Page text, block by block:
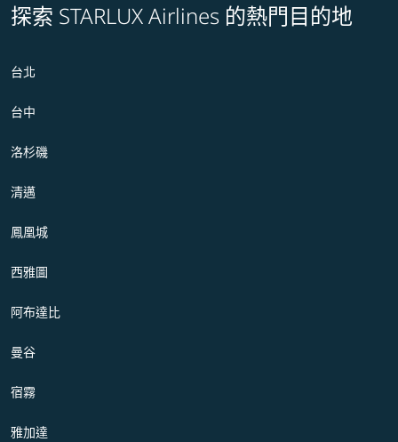
探索 STARLUX Airlines 的熱門目的地
台北
台中
洛杉磯
清邁
鳳凰城
西雅圖
阿布達比
曼谷
宿霧
雅加達